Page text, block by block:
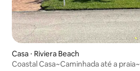
Casa ⋅ Riviera Beach
Coastal Casa~Caminhada até a